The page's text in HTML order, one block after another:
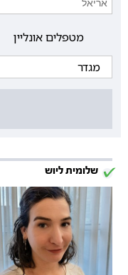
מטפלים אונליין
שלומית ליוש